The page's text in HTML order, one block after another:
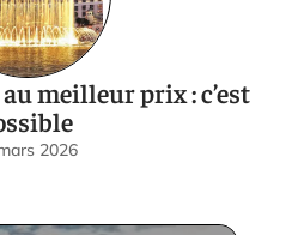
meilleur prix : c’est
2026